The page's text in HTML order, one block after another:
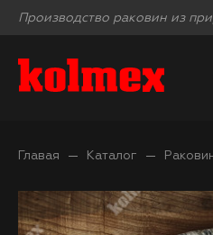
Производство раковин из
Главая Каталог